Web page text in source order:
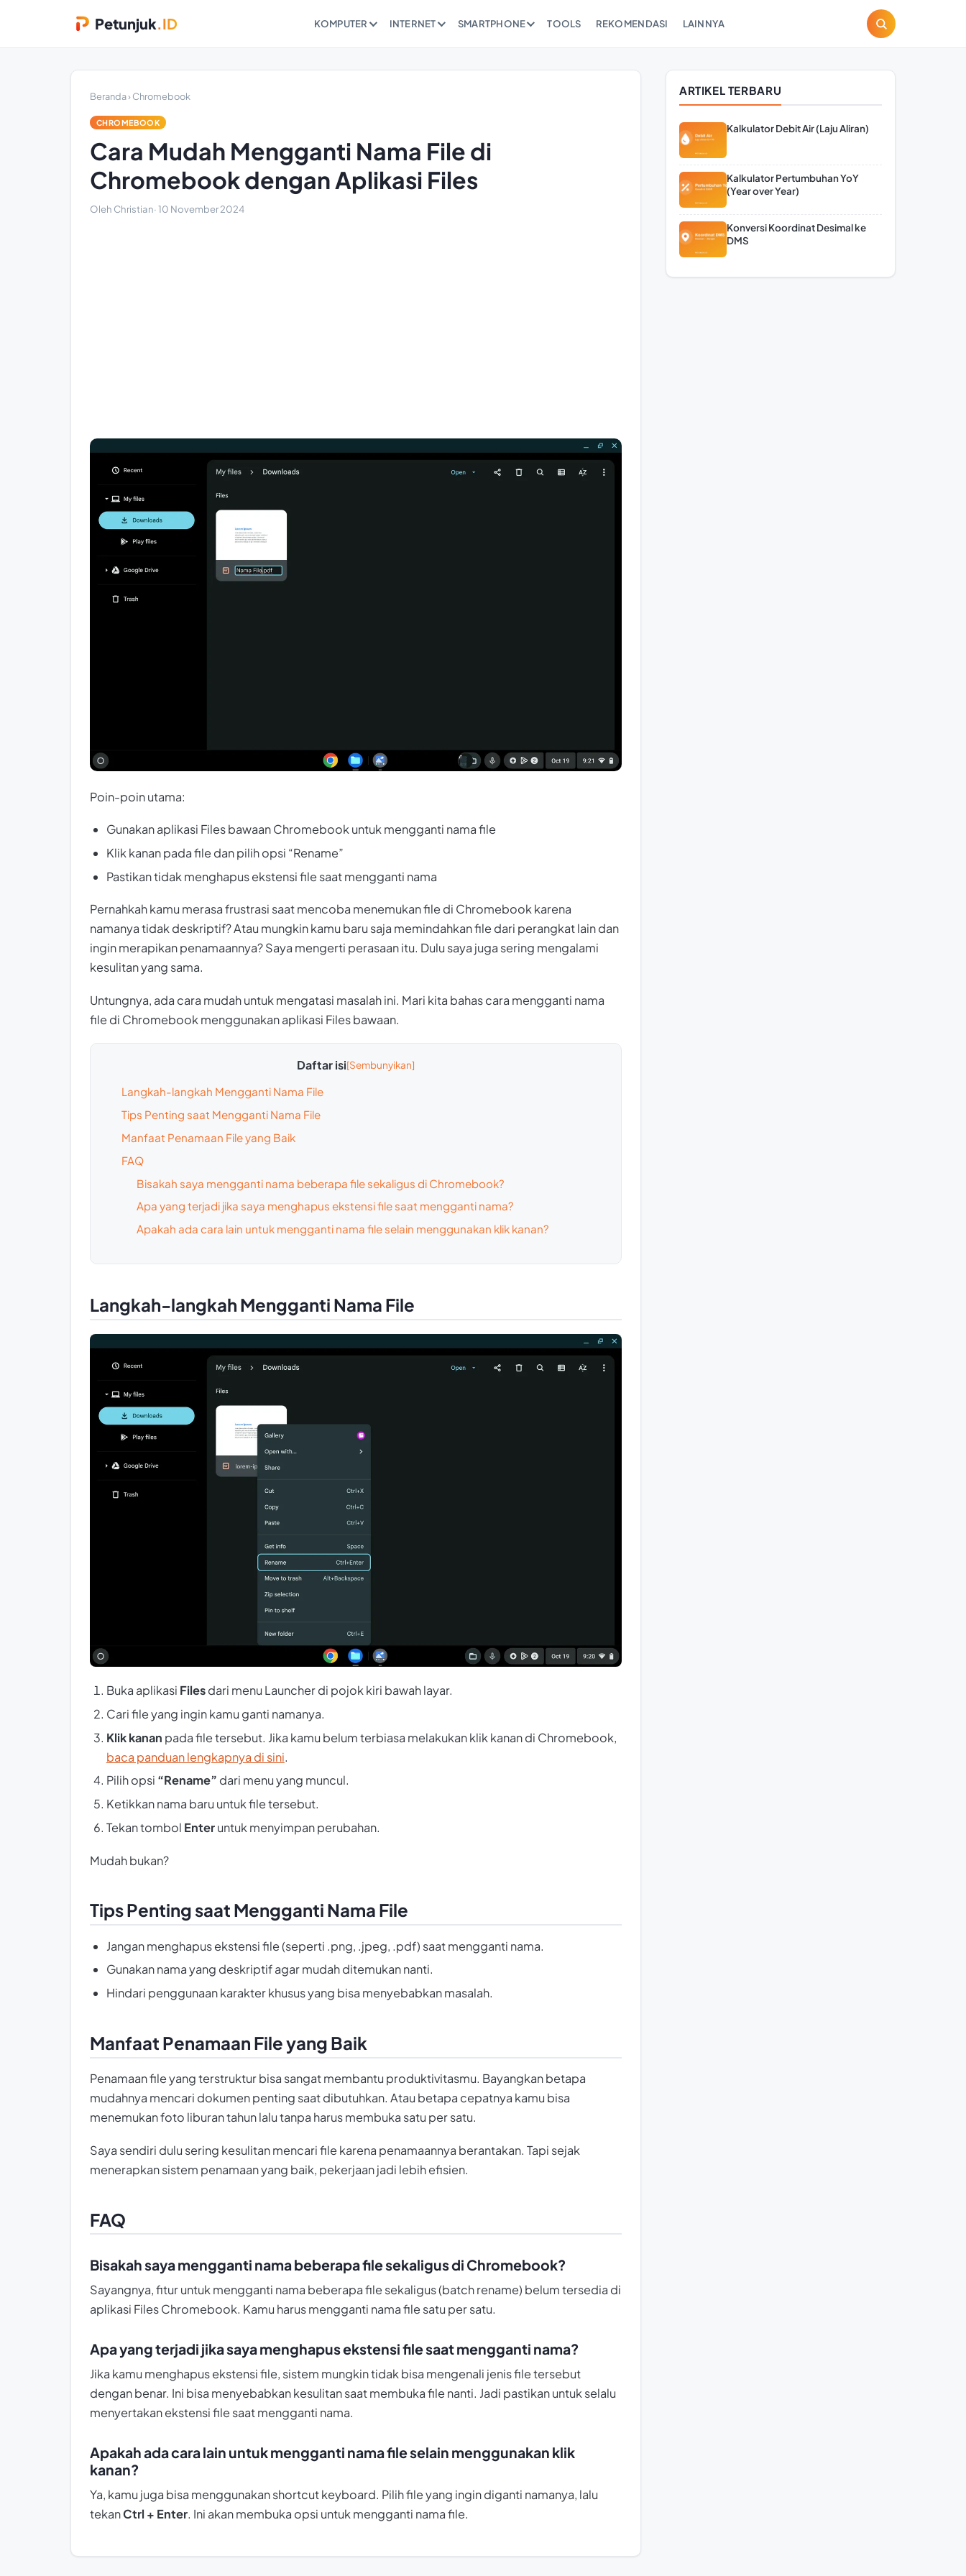
Petunjuk.ID KOMPUTER INTERNET SMARTPHONE TOOLS REKOMENDASI LAINNYA
Beranda›Chromebook
CHROMEBOOK
Cara Mudah Mengganti Nama File di
Chromebook dengan Aplikasi Files
Oleh Christian·10 November 2024
Poin-poin utama:
Gunakan aplikasi Files bawaan Chromebook untuk mengganti nama file
Klik kanan pada file dan pilih opsi “Rename”
Pastikan tidak menghapus ekstensi file saat mengganti nama
Pernahkah kamu merasa frustrasi saat mencoba menemukan file di Chromebook karena
namanya tidak deskriptif? Atau mungkin kamu baru saja memindahkan file dari perangkat lain dan
ingin merapikan penamaannya? Saya mengerti perasaan itu. Dulu saya juga sering mengalami
kesulitan yang sama.
Untungnya, ada cara mudah untuk mengatasi masalah ini. Mari kita bahas cara mengganti nama
file di Chromebook menggunakan aplikasi Files bawaan.
Daftar isi
Langkah-langkah Mengganti Nama File
Tips Penting saat Mengganti Nama File
Manfaat Penamaan File yang Baik
FAQ
Bisakah saya mengganti nama beberapa file sekaligus di Chromebook?
Apa yang terjadi jika saya menghapus ekstensi file saat mengganti nama?
Apakah ada cara lain untuk mengganti nama file selain menggunakan klik kanan?
Langkah-langkah Mengganti Nama File
Buka aplikasi Filesdari menu Launcher di pojok kiri bawah layar.
Cari file yang ingin kamu ganti namanya.
Klik kanan pada file tersebut. Jika kamu belum terbiasa melakukan klik kanan di Chromebook,
baca panduan lengkapnya di sini.
Pilih opsi “Rename” dari menu yang muncul.
Ketikkan nama baru untuk file tersebut.
Tekan tombol Enteruntuk menyimpan perubahan.
Mudah bukan?
Tips Penting saat Mengganti Nama File
Jangan menghapus ekstensi file (seperti .png, .jpeg, .pdf) saat mengganti nama.
Gunakan nama yang deskriptif agar mudah ditemukan nanti.
Hindari penggunaan karakter khusus yang bisa menyebabkan masalah.
Manfaat Penamaan File yang Baik
Penamaan file yang terstruktur bisa sangat membantu produktivitasmu. Bayangkan betapa
mudahnya mencari dokumen penting saat dibutuhkan. Atau betapa cepatnya kamu bisa
menemukan foto liburan tahun lalu tanpa harus membuka satu per satu.
Saya sendiri dulu sering kesulitan mencari file karena penamaannya berantakan. Tapi sejak
menerapkan sistem penamaan yang baik, pekerjaan jadi lebih efisien.
FAQ
Bisakah saya mengganti nama beberapa file sekaligus di Chromebook?
Sayangnya, fitur untuk mengganti nama beberapa file sekaligus (batch rename) belum tersedia di
aplikasi Files Chromebook. Kamu harus mengganti nama file satu per satu.
Apa yang terjadi jika saya menghapus ekstensi file saat mengganti nama?
Jika kamu menghapus ekstensi file, sistem mungkin tidak bisa mengenali jenis file tersebut
dengan benar. Ini bisa menyebabkan kesulitan saat membuka file nanti. Jadi pastikan untuk selalu
menyertakan ekstensi file saat mengganti nama.
Apakah ada cara lain untuk mengganti nama file selain menggunakan klik
kanan?
Ya, kamu juga bisa menggunakan shortcut keyboard. Pilih file yang ingin diganti namanya, lalu
tekanCtrl + Enter. Ini akan membuka opsi untuk mengganti nama file.
ARTIKEL TERBARU
Kalkulator Debit Air (Laju Aliran)
Kalkulator Pertumbuhan YoY
(Year over Year)
Konversi Koordinat Desimal ke
DMS